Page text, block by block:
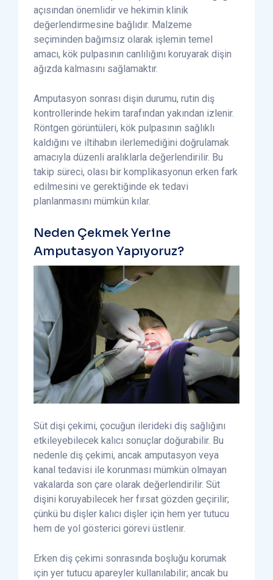
açısından önemlidir ve hekimin klinik
değerlendirmesine bağlıdır. Malzeme
seçiminden bağımsız olarak işlemin temel
amacı, kök pulpasının canlılığını koruyarak dişin
ağızda kalmasını sağlamaktır.
Amputasyon sonrası dişin durumu, rutin diş
kontrollerinde hekim tarafından yakından izlenir.
Röntgen görüntüleri, kök pulpasının sağlıklı
kaldığını ve iltihabın ilerlemediğini doğrulamak
amacıyla düzenli aralıklarla değerlendirilir. Bu
takip süreci, olası bir komplikasyonun erken fark
edilmesini ve gerektiğinde ek tedavi
planlanmasını mümkün kılar.
Neden Çekmek Yerine
Amputasyon Yapıyoruz?
Süt dişi çekimi, çocuğun ilerideki diş sağlığını
etkileyebilecek kalıcı sonuçlar doğurabilir. Bu
nedenle diş çekimi, ancak amputasyon veya
kanal tedavisi ile korunması mümkün olmayan
vakalarda son çare olarak değerlendirilir. Süt
dişini koruyabilecek her fırsat gözden geçirilir;
çünkü bu dişler kalıcı dişler için hem yer tutucu
hem de yol gösterici görevi üstlenir.
Erken diş çekimi sonrasında boşluğu korumak
için yer tutucu apareyler kullanılabilir; ancak bu